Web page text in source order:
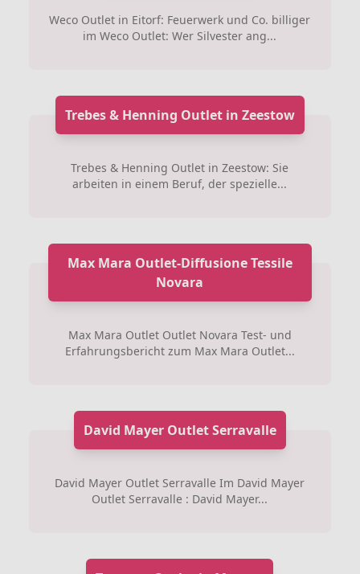
Weco Outlet in Eitorf: Feuerwerk und Co. billiger
im Weco Outlet: Wer Silvester ang...
Trebes & Henning Outlet in Zeestow
Trebes & Henning Outlet in Zeestow: Sie
arbeiten in einem Beruf, der spezielle...
Max Mara Outlet-Diffusione Tessile
Novara
Max Mara Outlet Outlet Novara Test- und
Erfahrungsbericht zum Max Mara Outlet...
David Mayer Outlet Serravalle
David Mayer Outlet Serravalle Im David Mayer
Outlet Serravalle : David Mayer...